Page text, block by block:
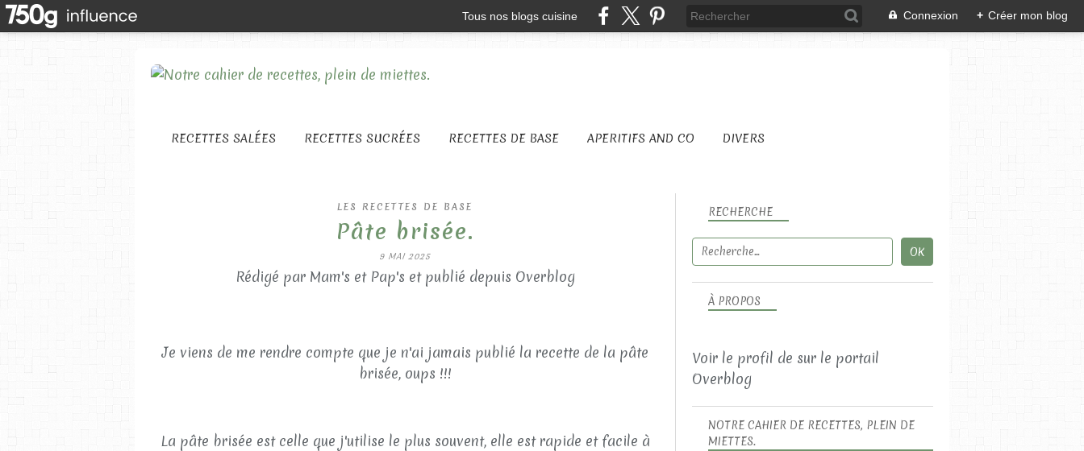
Tous nos blogs cuisine Connexion + Créer mon blog
RECETTES SALÉES RECETTES SUCRÉES RECETTES DE BASE APERITIFS AND CO DIVERS
LES RECETTES DE BASE
Pâte brisée.
9 MAI 2025
Rédigé par Mam's et Pap's et publié depuis Overblog
Je viens de me rendre compte que je n'ai jamais publié la recette de la pâte
brisée, oups !!!
La pâte brisée est celle que j'utilise le plus souvent, elle est rapide et facile à
RECHERCHE
NOTRE CAHIER DE RECETTES, PLEIN DE
MIETTES.
À PROPOS
Voir le profil de sur le portail
Overblog